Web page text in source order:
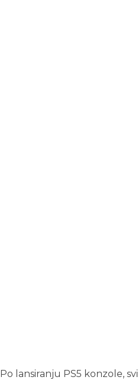
Po lansiranju PS5 konzole, svi